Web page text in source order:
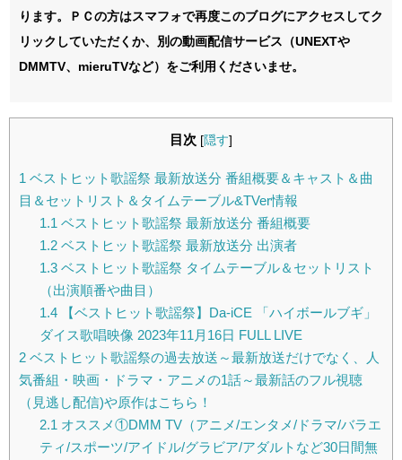
ります。ＰＣの方はスマフォで再度このブログにアクセスしてク
リックしていただくか、別の動画配信サービス（UNEXTや
DMMTV、mieruTVなど）をご利用くださいませ。
目次 [隠す]
1 ベストヒット歌謡祭 最新放送分 番組概要＆キャスト＆曲
目＆セットリスト＆タイムテーブル&TVer情報
1.1 ベストヒット歌謡祭 最新放送分 番組概要
1.2ベストヒット歌謡祭 最新放送分 出演者
1.3ベストヒット歌謡祭 タイムテーブル＆セットリスト
（出演順番や曲目）
1.4【ベストヒット歌謡祭】Da-iCE 「ハイボールブギ」
ダイス歌唱映像 2023年11月16日 FULL LIVE
2 ベストヒット歌謡祭の過去放送～最新放送だけでなく、人
気番組・映画・ドラマ・アニメの1話～最新話のフル視聴
（見逃し配信)や原作はこちら！
2.1 オススメ①DMM TV（アニメ/エンタメ/ドラマ/バラエ
ティ/スポーツ/アイドル/グラビア/アダルトなど30日間無